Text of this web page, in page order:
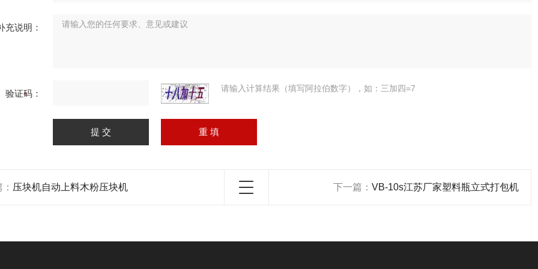
充说明：
验证码： 请输入计算结果（填写阿拉伯数字），如：三加四=7
压块机自动上料木粉压块机 下一篇： VB-10s江苏厂家塑料瓶立式打包机